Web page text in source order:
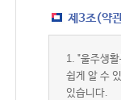
제3조(약
1. "울주생
쉽게 알 수
있습니다.